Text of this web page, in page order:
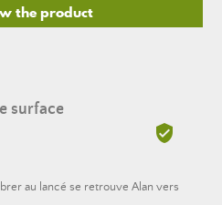
the product
surface

au lancé se retrouve Alan vers